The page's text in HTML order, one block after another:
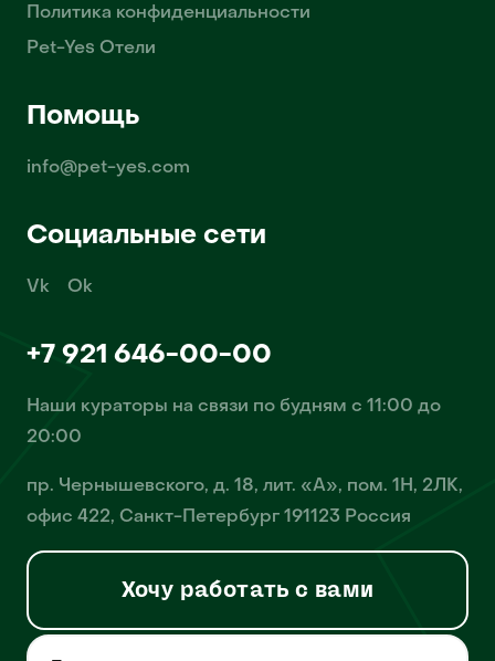
Политика конфиденциальности
Pet-Yes Отели
Помощь
info@pet-yes.com
Социальные сети
Vk Ok
+7 921 646-00-00
Наши кураторы на связи по будням с 11:00 до
20:00
пр. Чернышевского, д. 18, лит. «А», пом. 1Н, 2ЛК,
офис 422, Санкт-Петербург 191123 Россия
Хочу работать с вами